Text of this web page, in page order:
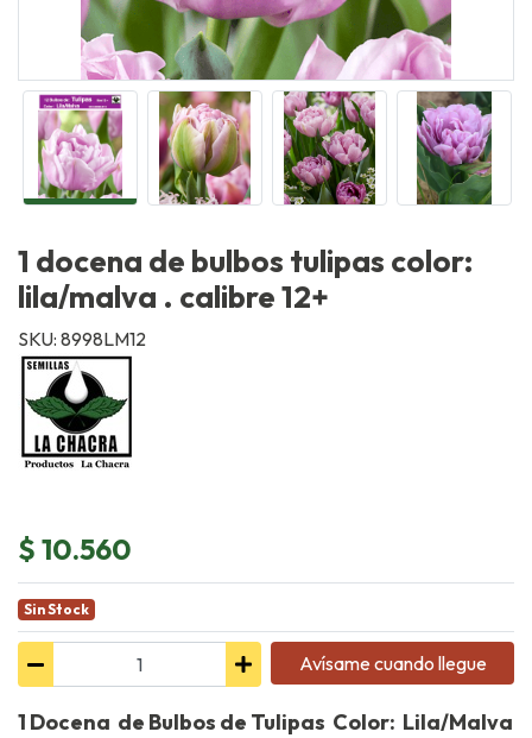
1 docena de bulbos tulipas color:
lila/malva . calibre 12+
SKU: 8998LM12
$ 10.560
Sin Stock
Avísame cuando llegue
1 Docena de Bulbos de Tulipas Color: Lila/Malva